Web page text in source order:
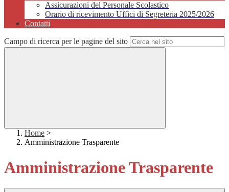
Assicurazioni del Personale Scolastico
Orario di ricevimento Uffici di Segreteria 2025/2026
Contatti
Campo di ricerca per le pagine del sito
Home >
Amministrazione Trasparente
Amministrazione Trasparente